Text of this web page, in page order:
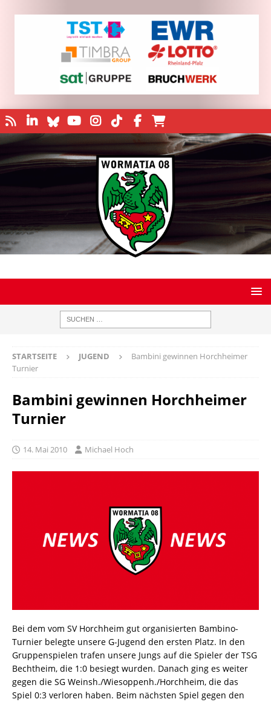
STARTSEITE JUGEND
Bambini gewinnen Horchheimer
Turnier
Bambini gewinnen Horchheimer
Turnier
14. Mai 2010 Michael Hoch
Bei dem vom SV Horchheim gut organisierten Bambino-
Turnier belegte unsere G-Jugend den ersten Platz. In den
Gruppenspielen trafen unsere Jungs auf die Spieler der TSG
Bechtheim, die 1:0 besiegt wurden. Danach ging es weiter
gegen die SG Weinsh./Wiesoppenh./Horchheim, die das
Spiel 0:3 verloren haben. Beim nächsten Spiel gegen den